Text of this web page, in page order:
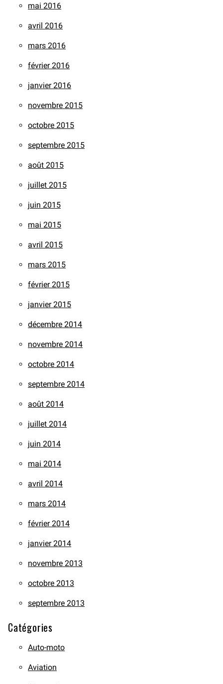
mai 2016
avril 2016
mars 2016
février 2016
janvier 2016
novembre 2015
octobre 2015
septembre 2015
août 2015
juillet 2015
juin 2015
mai 2015
avril 2015
mars 2015
février 2015
janvier 2015
décembre 2014
novembre 2014
octobre 2014
septembre 2014
août 2014
juillet 2014
juin 2014
mai 2014
avril 2014
mars 2014
février 2014
janvier 2014
novembre 2013
octobre 2013
septembre 2013
Catégories
Auto-moto
Aviation